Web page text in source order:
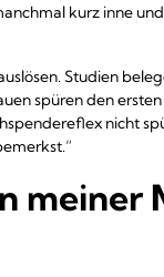
kurz inne
Studien
spüren den
nicht
meiner